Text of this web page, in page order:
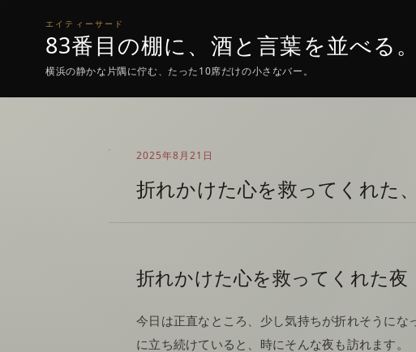
エイティーサード
83番目の棚に、酒と言葉を並べる。
横浜の静かな片隅に佇む、たった10席だけの小さなバー。
2025年8月21日
折れかけた心を救ってくれた
折れかけた心を救ってくれた夜
今日は正直なところ、少し気持ちが折れそうにな
に立ち続けていると、時にそんな夜も訪れます。